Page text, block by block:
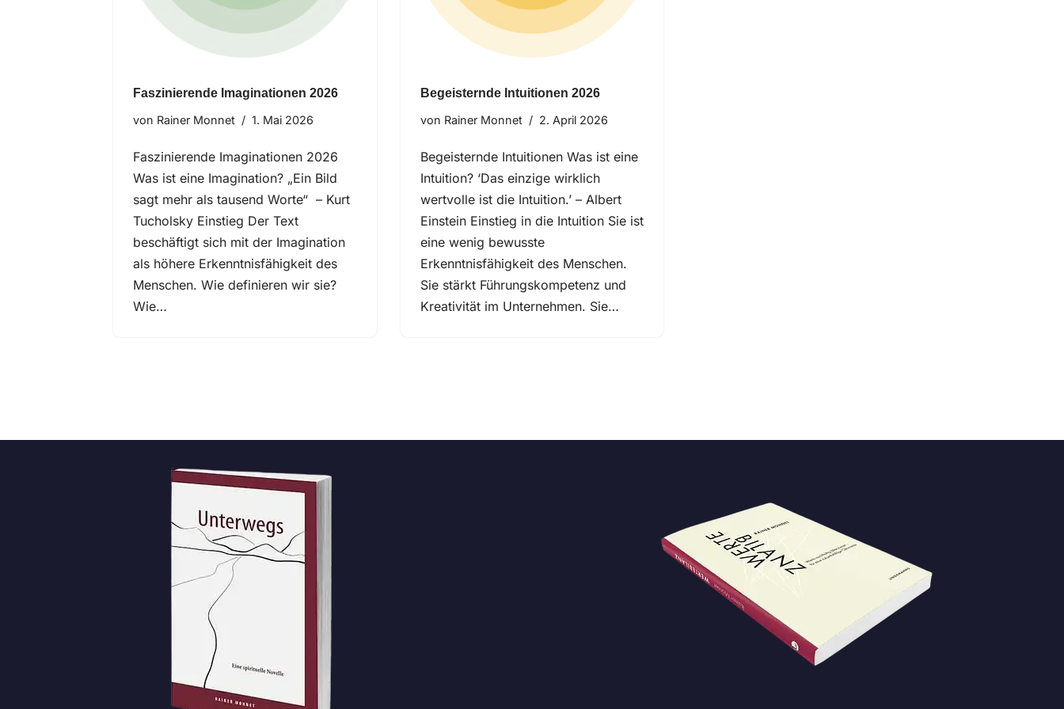
Faszinierende Imaginationen 2026
von Rainer Monnet 1. Mai 2026
Faszinierende Imaginationen 2026
Was ist eine Imagination? „Ein Bild
sagt mehr als tausend Worte“ – Kurt
Tucholsky Einstieg Der Text
beschäftigt sich mit der Imagination
als höhere Erkenntnisfähigkeit des
Menschen. Wie definieren wir sie?
Wie…
Begeisternde Intuitionen 2026
von Rainer Monnet 2. April 2026
Begeisternde Intuitionen Was ist eine
Intuition? ‘Das einzige wirklich
wertvolle ist die Intuition.’ – Albert
Einstein Einstieg in die Intuition Sie ist
eine wenig bewusste
Erkenntnisfähigkeit des Menschen.
Sie stärkt Führungskompetenz und
Kreativität im Unternehmen. Sie…